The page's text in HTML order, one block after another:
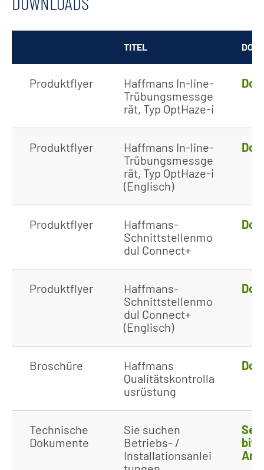
TITEL
Produktflyer
Haffmans In-line-
Trübungsmessge
rät, Typ OptHaze-i
Produktflyer
Haffmans In-line-
Trübungsmessge
rät, Typ OptHaze-i
(Englisch)
Produktflyer
Haffmans-
Schnittstellenmo
dul Connect+
Produktflyer
Haffmans-
Schnittstellenmo
dul Connect+
(Englisch)
Broschüre
Haffmans
Qualitätskontrolla
usrüstung
Technische
Dokumente
Sie suchen
Betriebs- /
Installationsanlei